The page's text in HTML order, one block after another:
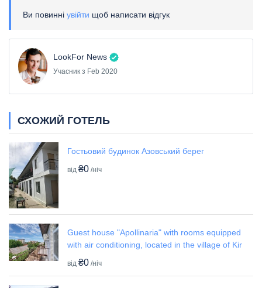
Ви повинні увійти щоб написати відгук
LookFor News
Учасник з Feb 2020
СХОЖИЙ ГОТЕЛЬ
Гостьовий будинок Азовський берег
від ₴0 /ніч
Guest house "Apollinaria" with rooms equipped
with air conditioning, located in the village of Kir
від ₴0 /ніч